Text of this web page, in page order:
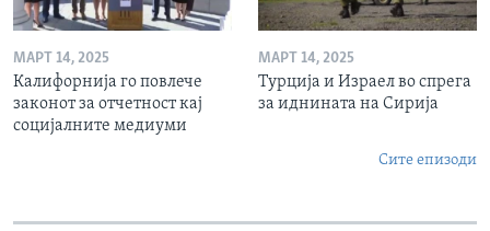
МАРТ 14, 2025
Калифорнија го повлече
законот за отчетност кај
социјалните медиуми
МАРТ 14, 2025
Турција и Израел во спрега
за иднината на Сирија
Сите епизоди